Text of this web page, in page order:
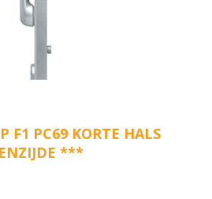
F1 PC69 KORTE HALS
***